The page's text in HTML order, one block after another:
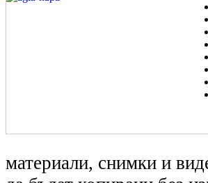
материали, снимки и